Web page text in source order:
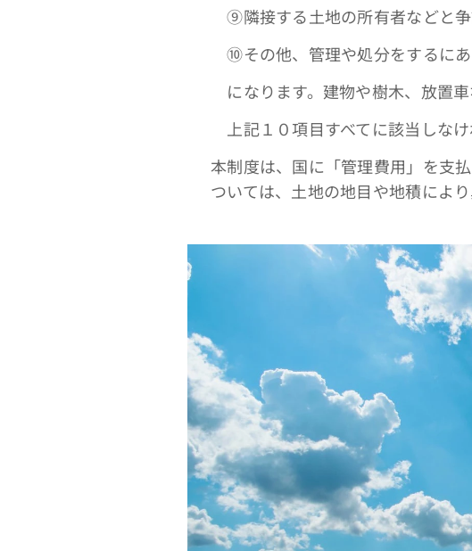
⑨隣接する土地の所有者などと
⑩その他、管理や処分をするに
になります。建物や樹木、放置
上記１０項目すべてに該当しな
本制度は、国に「管理費用」を支
ついては、土地の地目や地積によ